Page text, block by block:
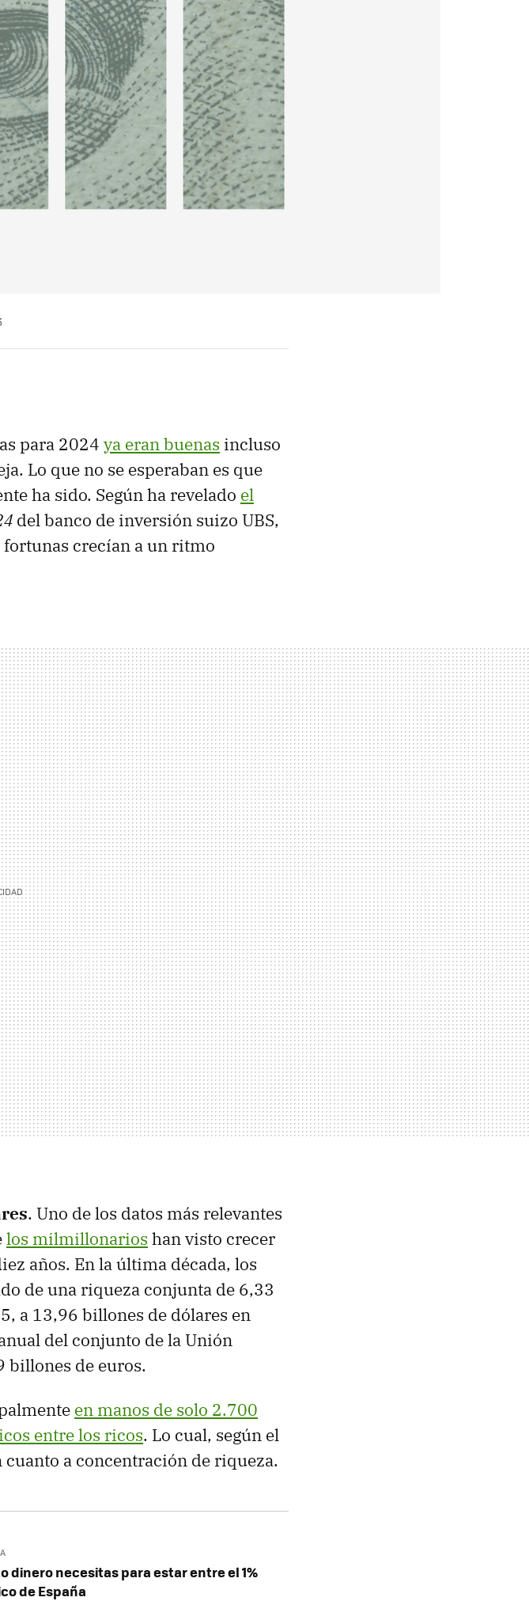
para 2024 ya eran buenas incluso
Lo que no se esperaban es que
ha sido. Según ha revelado el
del banco de inversión suizo UBS,
crecían a un ritmo
. Uno de los datos más relevantes
los milmillonarios han visto crecer
años. En la última década, los
de una riqueza conjunta de 6,33
a 13,96 billones de dólares en
del conjunto de la Unión
billones de euros.
en manos de solo 2.700
entre los ricos. Lo cual, según el
a concentración de riqueza.
dinero necesitas para estar entre el 1%
de España